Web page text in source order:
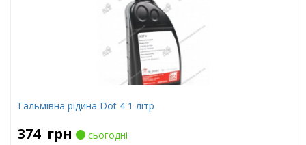
Гальмівна рідина Dot 4 1 літр
374 грн
сьогодні